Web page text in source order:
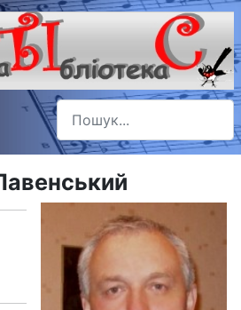
Пошук
Type 2 or more characters